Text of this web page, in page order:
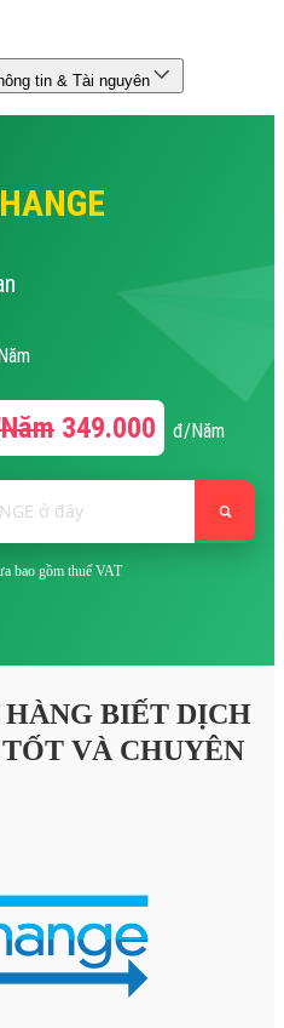
tin & Tài nguyên
349.000 đ/Năm
bao gồm thuế VAT
BIẾT DỊCH
VÀ CHUYÊN